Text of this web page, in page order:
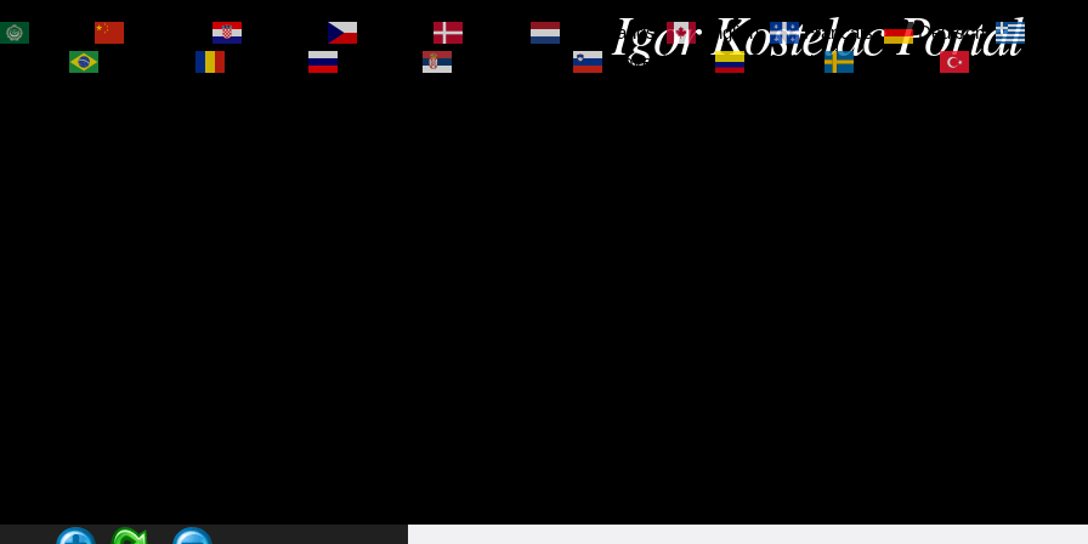
Igor Kostelac Portal
Nederlands English Français Deutsch
Slovenščina Español Svenska Türkçe